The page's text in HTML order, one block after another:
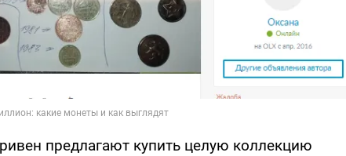
предлагают купить целую коллекцию